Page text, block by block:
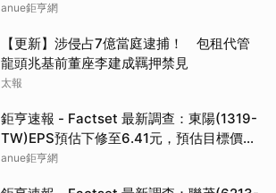
anue鉅亨網
【更新】涉侵占7億當庭逮捕！ 包租代管
龍頭兆基前董座李建成羈押禁見
太報
鉅亨速報 - Factset 最新調查：東陽(1319-
TW)EPS預估下修至6.41元，預估目標價為
100元
anue鉅亨網